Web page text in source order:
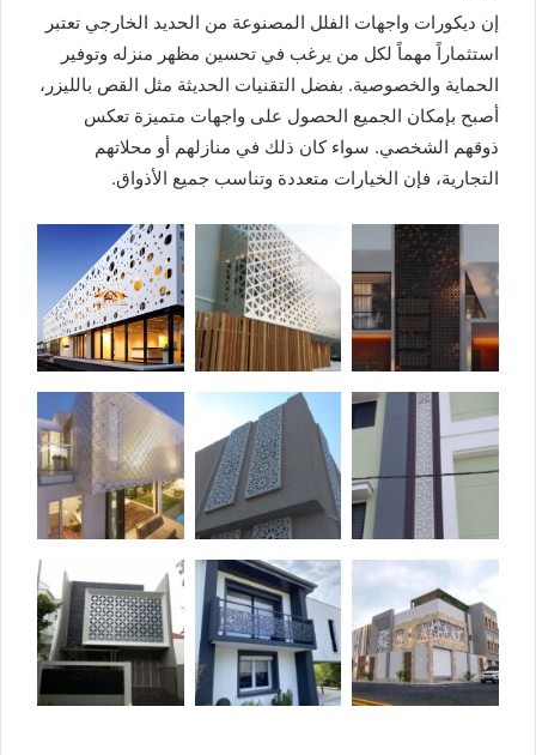
إن ديكورات واجهات الفلل المصنوعة من الحديد الخارجي تعتبر
استثماراً مهماً لكل من يرغب في تحسين مظهر منزله وتوفير
الحماية والخصوصية. بفضل التقنيات الحديثة مثل القص بالليزر،
أصبح بإمكان الجميع الحصول على واجهات متميزة تعكس
ذوقهم الشخصي. سواء كان ذلك في منازلهم أو محلاتهم
التجارية، فإن الخيارات متعددة وتناسب جميع الأذواق.